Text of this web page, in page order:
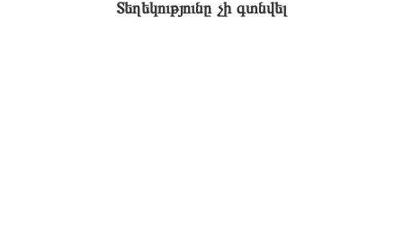
Տեղեկությունը չի գտնվել